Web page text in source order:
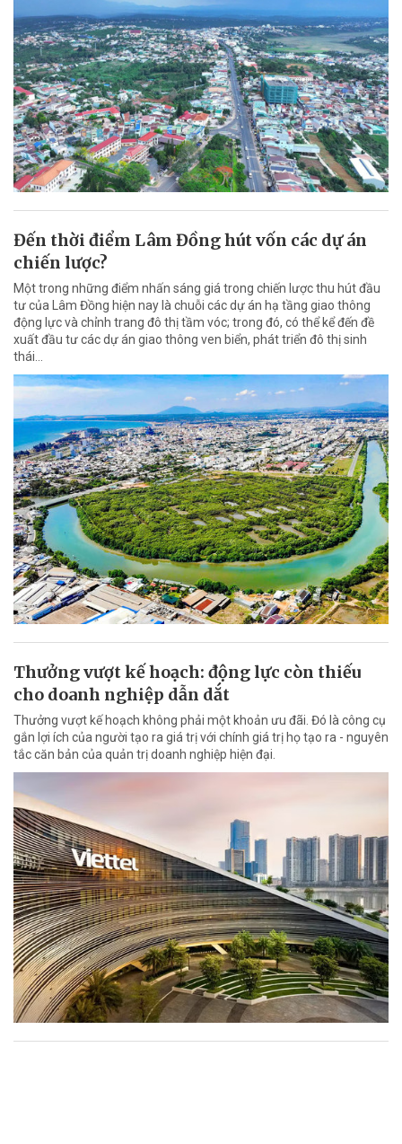
Đến thời điểm Lâm Đồng hút vốn các dự án
chiến lược?
Một trong những điểm nhấn sáng giá trong chiến lược thu hút đầu
tư của Lâm Đồng hiện nay là chuỗi các dự án hạ tầng giao thông
động lực và chỉnh trang đô thị tầm vóc; trong đó, có thể kể đến đề
xuất đầu tư các dự án giao thông ven biển, phát triển đô thị sinh
thái…
Thưởng vượt kế hoạch: động lực còn thiếu
cho doanh nghiệp dẫn dắt
Thưởng vượt kế hoạch không phải một khoản ưu đãi. Đó là công cụ
gắn lợi ích của người tạo ra giá trị với chính giá trị họ tạo ra - nguyên
tắc căn bản của quản trị doanh nghiệp hiện đại.